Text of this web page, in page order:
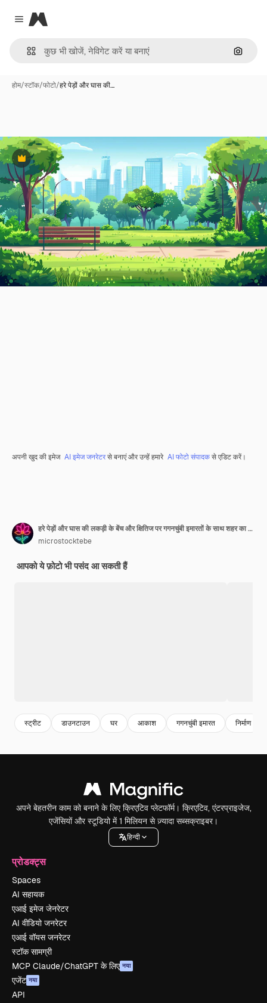
Close menu
Magnific
इमेज से
होम/स्टॉक/फोटो/हरे पेड़ों और घास की…
Premium
अपनी खुद की इमेज AI इमेज जनरेटरसे बनाएं और उन्हें हमारे AI फोटो संपादकसे एडिट करें।
हरे पेड़ों और घास की लकड़ी के बेंच और क्षितिज पर गगनचुंबी इमारतों के साथ शहर का पार्क वेक्टर कार्टून झाड़ियों लॉन और रास्तों के साथ खाली सार्वजनिक उद्यान के ग्रीष्मकालीन परिदृश्य का चित्रण
microstocktebe
आपको ये फ़ोटो भी पसंद आ सकती हैं
स्ट्रीट डाउनटाउन घर आकाश गगनचुंबी इमारत निर्माण
अपने बेहतरीन काम को बनाने के लिए क्रिएटिव प्लेटफॉर्म। क्रिएटिव, एंटरप्राइजेज,
एजेंसियों और स्टूडियो में 1 मिलियन से ज़्यादा सब्सक्राइबर।
हिन्दी
प्रोडक्ट्स
Spaces
AI सहायक
एआई इमेज जेनरेटर
AI वीडियो जनरेटर
एआई वॉयस जनरेटर
स्टॉक सामग्री
MCP Claude/ChatGPT के लिए नया
एजेंट नया
API